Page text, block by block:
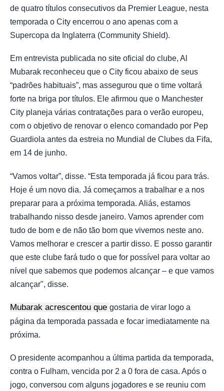
de quatro títulos consecutivos da Premier League, nesta
temporada o City encerrou o ano apenas com a
Supercopa da Inglaterra (Community Shield).
Em entrevista publicada no site oficial do clube, Al
Mubarak reconheceu que o City ficou abaixo de seus
“padrões habituais”, mas assegurou que o time voltará
forte na briga por títulos. Ele afirmou que o Manchester
City planeja várias contratações para o verão europeu,
com o objetivo de renovar o elenco comandado por Pep
Guardiola antes da estreia no Mundial de Clubes da Fifa,
em 14 de junho.
“Vamos voltar”, disse. “Esta temporada já ficou para trás.
Hoje é um novo dia. Já começamos a trabalhar e a nos
preparar para a próxima temporada. Aliás, estamos
trabalhando nisso desde janeiro. Vamos aprender com
tudo de bom e de não tão bom que vivemos neste ano.
Vamos melhorar e crescer a partir disso. E posso garantir
que este clube fará tudo o que for possível para voltar ao
nível que sabemos que podemos alcançar – e que vamos
alcançar", disse.
Mubarak acrescentou que gostaria de virar logo a
página da temporada passada e focar imediatamente na
próxima.
O presidente acompanhou a última partida da temporada,
contra o Fulham, vencida por 2 a 0 fora de casa. Após o
jogo, conversou com alguns jogadores e se reuniu com